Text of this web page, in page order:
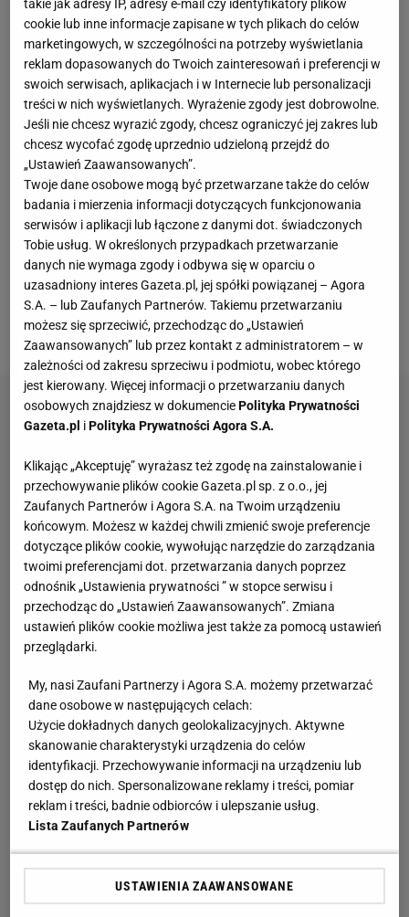
których widzimy na okładkach gazet każdego dnia.
Vidal? To piłkarz który ma odpowiednią jakość i
wnosi pozytywną energię. Jest znakomity pod
względem wydajności na boisku i cieszymy się, że
mamy go u siebie - mówił trener Barcelony Quique
Setien cytowany przez beIN Sports. "Marca" pisze,
że 30-letni Bośniak byłby świetnym wzmocnieniem
Barcelony, bo jest przyzwyczajony do gry w
trzyosobowej drugiej linii. Hiszpańscy dziennikarze
oceniają, że Pjanić ma dobry przegląd pola, jest
niezwykle kreatywny, wspiera obrońców i
przytomnie reaguje, gdy jego zespół traci piłkę.
Słowem, pomocnik kompletny.
takie jak adresy IP, adresy e-mail czy identyfikatory plików
cookie lub inne informacje zapisane w tych plikach do celów
marketingowych, w szczególności na potrzeby wyświetlania
reklam dopasowanych do Twoich zainteresowań i preferencji w
swoich serwisach, aplikacjach i w Internecie lub personalizacji
treści w nich wyświetlanych. Wyrażenie zgody jest dobrowolne.
Jeśli nie chcesz wyrazić zgody, chcesz ograniczyć jej zakres lub
chcesz wycofać zgodę uprzednio udzieloną przejdź do
„Ustawień Zaawansowanych”.
Twoje dane osobowe mogą być przetwarzane także do celów
badania i mierzenia informacji dotyczących funkcjonowania
serwisów i aplikacji lub łączone z danymi dot. świadczonych
Tobie usług. W określonych przypadkach przetwarzanie
danych nie wymaga zgody i odbywa się w oparciu o
uzasadniony interes Gazeta.pl, jej spółki powiązanej – Agora
S.A. – lub Zaufanych Partnerów. Takiemu przetwarzaniu
możesz się sprzeciwić, przechodząc do „Ustawień
Zaawansowanych” lub przez kontakt z administratorem – w
zależności od zakresu sprzeciwu i podmiotu, wobec którego
jest kierowany. Więcej informacji o przetwarzaniu danych
osobowych znajdziesz w dokumenciePolityka Prywatności
Gazeta.pl iPolityka Prywatności Agora S.A.
Klikając „Akceptuję” wyrażasz też zgodę na zainstalowanie i
przechowywanie plików cookie Gazeta.pl sp. z o.o., jej
Zaufanych Partnerów i Agora S.A. na Twoim urządzeniu
końcowym. Możesz w każdej chwili zmienić swoje preferencje
dotyczące plików cookie, wywołując narzędzie do zarządzania
twoimi preferencjami dot. przetwarzania danych poprzez
odnośnik „Ustawienia prywatności ” w stopce serwisu i
przechodząc do „Ustawień Zaawansowanych”. Zmiana
ustawień plików cookie możliwa jest także za pomocą ustawień
przeglądarki.
My, nasi Zaufani Partnerzy i Agora S.A. możemy przetwarzać
dane osobowe w następujących celach:
Użycie dokładnych danych geolokalizacyjnych. Aktywne
skanowanie charakterystyki urządzenia do celów
identyfikacji. Przechowywanie informacji na urządzeniu lub
dostęp do nich. Spersonalizowane reklamy i treści, pomiar
reklam i treści, badnie odbiorców i ulepszanie usług.
Lista Zaufanych Partnerów
USTAWIENIA ZAAWANSOWANE